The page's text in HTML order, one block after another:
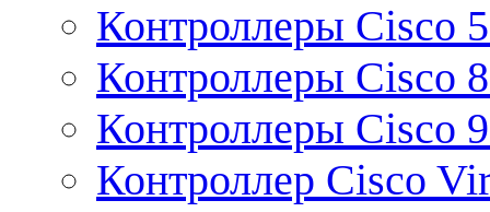
Контроллеры Cisco
Контроллеры Cisco
Контроллеры Cisco
Контроллер Cisco